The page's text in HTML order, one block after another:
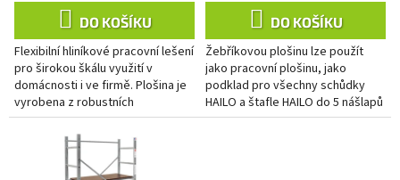
DO KOŠÍKU
Flexibilní hliníkové pracovní lešení
pro širokou škálu využití v
domácnosti i ve firmě. Plošina je
vyrobena z robustních
hliníkových profilů, které
nepodléhají korozi ani...
DO KOŠÍKU
Žebříkovou plošinu lze použít
jako pracovní plošinu, jako
podklad pro všechny schůdky
HAILO a štafle HAILO do 5 nášlapů
včetně